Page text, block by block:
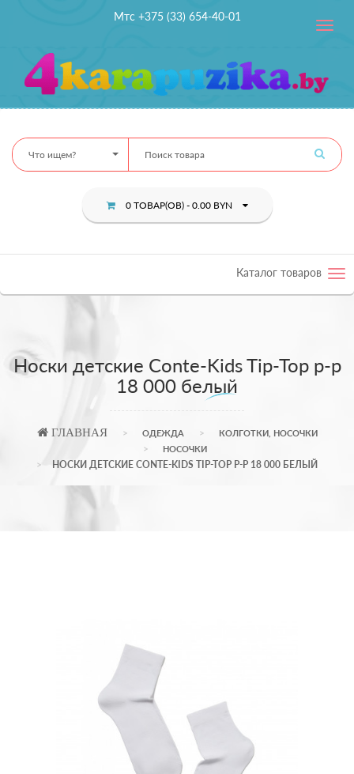
Мтс +375 (33) 654-40-01
Toggle
Что ищем?
0 ТОВАР(ОВ) - 0.00 BYN
Каталог товаров
Носки детские Conte-Kids Tip-Top р-р
18 000 белый
ГЛАВНАЯ ОДЕЖДА
КОЛГОТКИ, НОСОЧКИ
НОСОЧКИ
НОСКИ ДЕТСКИЕ CONTE-KIDS TIP-TOP Р-Р 18 000 БЕЛЫЙ